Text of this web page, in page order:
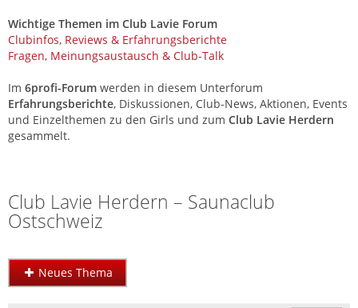
Wichtige Themen im Club Lavie Forum
Clubinfos, Reviews & Erfahrungsberichte
Fragen, Meinungsaustausch & Club-Talk
Im 6profi-Forum werden in diesem Unterforum
Erfahrungsberichte, Diskussionen, Club-News, Aktionen, Events
und Einzelthemen zu den Girls und zum Club Lavie Herdern
gesammelt.
Club Lavie Herdern – Saunaclub
Ostschweiz
Neues Thema